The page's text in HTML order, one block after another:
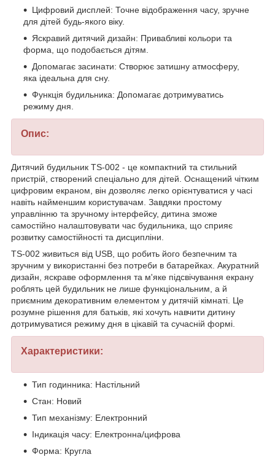
Цифровий дисплей: Точне відображення часу, зручне
для дітей будь-якого віку.
Яскравий дитячий дизайн: Привабливі кольори та
форма, що подобається дітям.
Допомагає засинати: Створює затишну атмосферу,
яка ідеальна для сну.
Функція будильника: Допомагає дотримуватись
режиму дня.
Опис:
Дитячий будильник TS-002 - це компактний та стильний
пристрій, створений спеціально для дітей. Оснащений чітким
цифровим екраном, він дозволяє легко орієнтуватися у часі
навіть найменшим користувачам. Завдяки простому
управлінню та зручному інтерфейсу, дитина зможе
самостійно налаштовувати час будильника, що сприяє
розвитку самостійності та дисципліни.
TS-002 живиться від USB, що робить його безпечним та
зручним у використанні без потреби в батарейках. Акуратний
дизайн, яскраве оформлення та м'яке підсвічування екрану
роблять цей будильник не лише функціональним, а й
приємним декоративним елементом у дитячій кімнаті. Це
розумне рішення для батьків, які хочуть навчити дитину
дотримуватися режиму дня в цікавій та сучасній формі.
Характеристики:
Тип годинника: Настільний
Стан: Новий
Тип механізму: Електронний
Індикація часу: Електронна/цифрова
Форма: Кругла